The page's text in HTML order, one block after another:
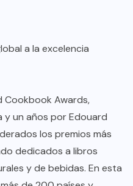
a la excelencia
Cookbook Awards,
un años por Edouard
los premios más
dedicados a libros
y de bebidas. En esta